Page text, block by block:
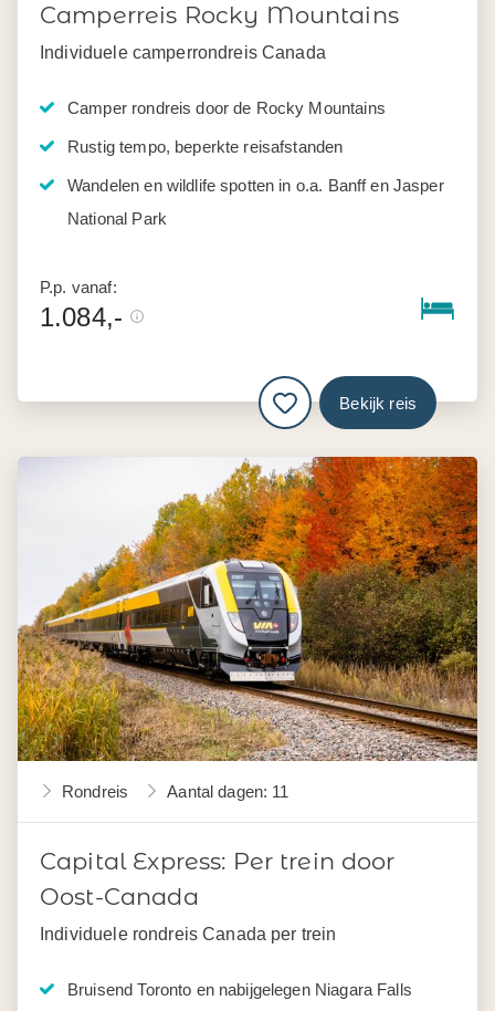
Camperreis Rocky Mountains
Individuele camperrondreis Canada
Camper rondreis door de Rocky Mountains
Rustig tempo, beperkte reisafstanden
Wandelen en wildlife spotten in o.a. Banff en Jasper
National Park
P.p. vanaf:
1.084,-
Bekijk reis
Rondreis Aantal dagen: 11
Capital Express: Per trein door
Oost-Canada
Individuele rondreis Canada per trein
Bruisend Toronto en nabijgelegen Niagara Falls